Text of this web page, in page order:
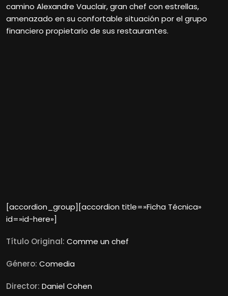
camino Alexandre Vauclair, gran chef con estrellas,
amenazado en su confortable situación por el grupo
financiero propietario de sus restaurantes.
[accordion_group][accordion title=»Ficha Técnica»
id=»id-here»]
Título Original: Comme un chef
Género: Comedia
Director: Daniel Cohen